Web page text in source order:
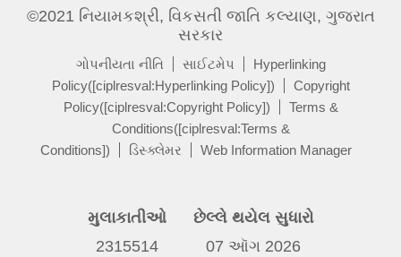
©2021 નિયામકશ્રી, વિકસતી જાતિ કલ્યાણ, ગુજરાત
સરકાર
ગોપનીયતા નીતિ સાઈટમેપ
Hyperlinking
Policy([ciplresval:Hyperlinking Policy])
Copyright
Policy([ciplresval:Copyright Policy])
Terms &
Conditions([ciplresval:Terms &
Conditions])
ડિસ્ક્લેમર Web Information Manager
મુલાકાતીઓ
2315514
છેલ્લે થયેલ સુધારો
07 ઑગ 2026